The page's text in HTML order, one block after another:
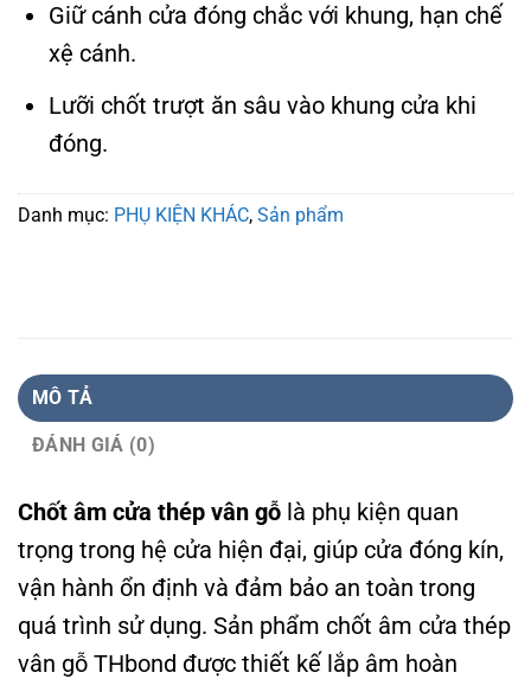
Giữ cánh cửa đóng chắc với khung, hạn chế
xệ cánh.
Lưỡi chốt trượt ăn sâu vào khung cửa khi
đóng.
Danh mục: PHỤ KIỆN KHÁC, Sản phẩm
MÔ TẢ
ĐÁNH GIÁ (0)
Chốt âm cửa thép vân gỗ là phụ kiện quan
trọng trong hệ cửa hiện đại, giúp cửa đóng kín,
vận hành ổn định và đảm bảo an toàn trong
quá trình sử dụng. Sản phẩm chốt âm cửa thép
vân gỗ THbond được thiết kế lắp âm hoàn